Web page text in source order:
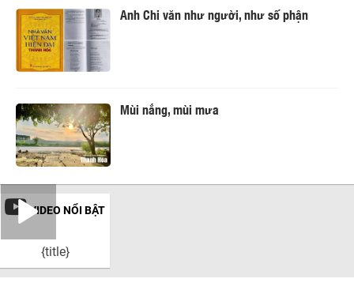
Anh Chi văn như người, như số phận
Mùi nắng, mùi mưa
VIDEO NỔI BẬT
{title}